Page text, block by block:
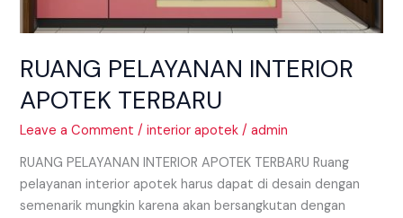
RUANG PELAYANAN INTERIOR
APOTEK TERBARU
Leave a Comment /interior apotek /admin
RUANG PELAYANAN INTERIOR APOTEK TERBARU Ruang
pelayanan interior apotek harus dapat di desain dengan
semenarik mungkin karena akan bersangkutan dengan